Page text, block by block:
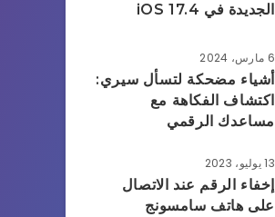
الجديدة في iOS 17.4
6 مارس، 2024
أشياء مضحكة لتسأل سيري:
اكتشاف الفكاهة مع
مساعدك الرقمي
13 يوليو، 2023
إخفاء الرقم عند الاتصال
على هاتف سامسونج